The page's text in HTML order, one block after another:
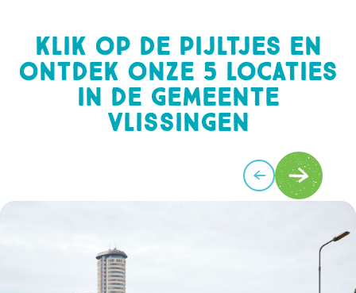
Klik op de pijltjes en
ontdek onze 5 locaties
in de gemeente
Vlissingen